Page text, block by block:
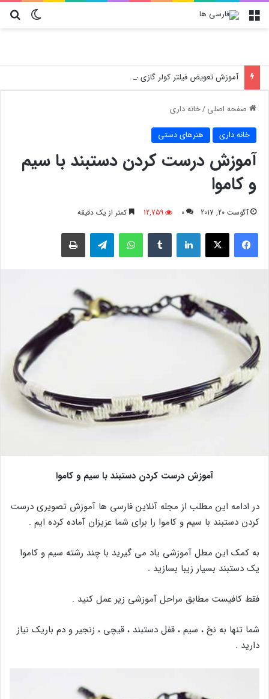
تغییر منو
آموزش تعویض فیلتر کولر گازی جنرال مکس
صفحه اصلی/خانه داری
خانه داری هنرهای دستی
آموزش درست کردن دستبند با سیم
و کاموا
آگوست 20, 2017 0
12,759 کمتر از یک دقیقه
فیسبوک لینکدین واتس آپ
آموزش درست کردن دستبند با سیم و کاموا
در ادامه این مطلب از مجله آنلاین فارسی ها آموزش تصویری درست
کردن دستبند با سیم و کاموا را برای شما عزیزان آماده کرده ایم .
به کمک این مطل آموزشی یاد می گیرید با چند رشته سیم و کاموا
یک دستبند بسیار زیبا بسازید .
فقط کافیست مطابق مراحل آموزشی زیر عمل کنید .
شما تنها به نخ ، سیم ، قفل دستبند ، قیچی ، زنجیر و دم باریک نیاز
دارید .